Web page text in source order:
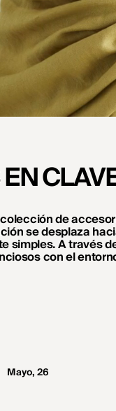
de
se desplaza
simples. A través
con el
Mayo, 26